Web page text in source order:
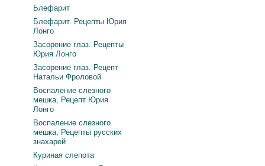
Блефарит
Блефарит. Рецепты Юрия
Лонго
Засорение глаз. Рецепты
Юрия Лонго
Засорение глаз. Рецепт
Натальи Фроловой
Воспаление слезного
мешка, Рецепт Юрия
Лонго
Воспаление слезного
мешка, Рецепты русских
знахарей
Куриная слепота